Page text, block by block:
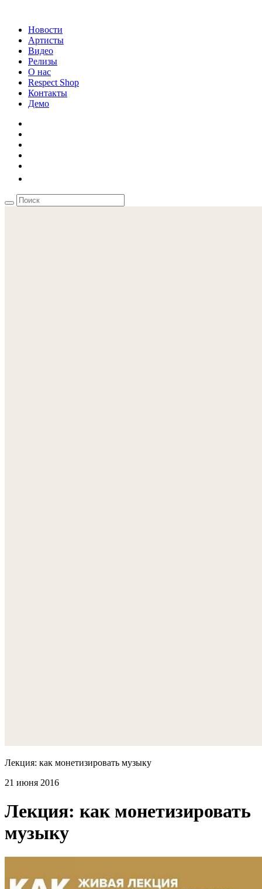
Новости
Артисты
Видео
Релизы
О нас
Respect Shop
Контакты
Демо
Лекция: как монетизировать музыку
21 июня 2016
Лекция: как монетизировать
музыку